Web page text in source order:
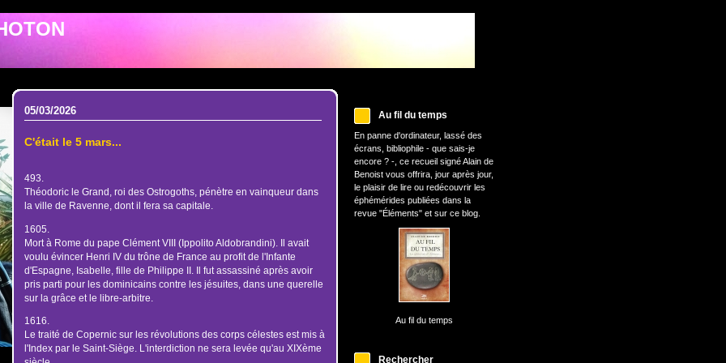
Au fil du temps
En panne d'ordinateur, lassé des
écrans, bibliophile - que sais-je
encore ? -, ce recueil signé Alain de
Benoist vous offrira, jour après jour,
le plaisir de lire ou redécouvrir les
éphémérides publiées dans la
revue "Éléments" et sur ce blog.
Au fil du temps
Rechercher
05/03/2026
C'était le 5 mars...
493.
Théodoric le Grand, roi des Ostrogoths, pénètre en vainqueur dans
la ville de Ravenne, dont il fera sa capitale.
1605.
Mort à Rome du pape Clément VIII (Ippolito Aldobrandini). Il avait
voulu évincer Henri IV du trône de France au profit de l'Infante
d'Espagne, Isabelle, fille de Philippe II. Il fut assassiné après avoir
pris parti pour les dominicains contre les jésuites, dans une querelle
sur la grâce et le libre-arbitre.
1616.
Le traité de Copernic sur les révolutions des corps célestes est mis à
l'Index par le Saint-Siège. L'interdiction ne sera levée qu'au XIXème